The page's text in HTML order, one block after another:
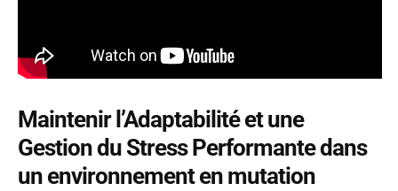
Maintenir l’Adaptabilité et une
Gestion du Stress Performante dans
un environnement en mutation